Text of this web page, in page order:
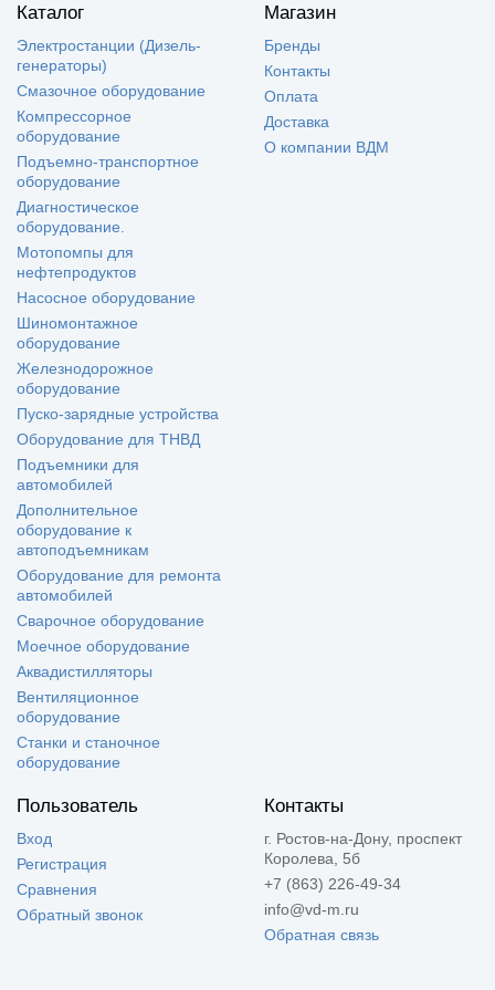
Каталог
Электростанции (Дизель-
генераторы)
Смазочное оборудование
Компрессорное
оборудование
Подъемно-транспортное
оборудование
Диагностическое
оборудование.
Мотопомпы для
нефтепродуктов
Насосное оборудование
Шиномонтажное
оборудование
Железнодорожное
оборудование
Пуско-зарядные устройства
Оборудование для ТНВД
Подъемники для
автомобилей
Дополнительное
оборудование к
автоподъемникам
Оборудование для ремонта
автомобилей
Сварочное оборудование
Моечное оборудование
Аквадистилляторы
Вентиляционное
оборудование
Станки и станочное
оборудование
Магазин
Бренды
Контакты
Оплата
Доставка
О компании ВДМ
Пользователь
Вход
Регистрация
Сравнения
Обратный звонок
Контакты
г. Ростов-на-Дону, проспект
Королева, 5б
+7 (863) 226-49-34
info@vd-m.ru
Обратная связь